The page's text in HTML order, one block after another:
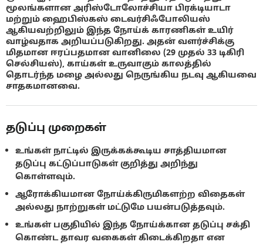
மூலங்களான அரிஸ்டோலோச்சியா பிரக்டியாடா
மற்றும் ஹைபிஸ்கஸ் டைவர்சிஃபோலியஸ்
ஆகியவற்றிலும் இந்த நோய்க் காரணிகள் உயிர்
வாழ்வதாக அறியப்படுகிறது. அதன் வளர்ச்சிக்கு
மிதமான ஈரப்பதமான வானிலை (29 முதல் 33 டிகிரி
செல்சியஸ்), காய்கள் உருவாகும் காலத்தில்
தொடர்ந்த மழை அல்லது நெருங்கிய நடவு ஆகியவை
சாதகமானவை.
தடுப்பு முறைகள்
உங்கள் நாட்டில் இருக்கக்கூடிய சாத்தியமான
தடுப்பு கட்டுப்பாடுகள் குறித்து அறிந்து
கொள்ளவும்.
ஆரோக்கியமான நோய்க்கிருமிகளற்ற விதைகள்
அல்லது நாற்றுகள் மட்டுமே பயன்படுத்தவும்.
உங்கள் பகுதியில் இந்த நோய்க்கான தடுப்பு சக்தி
கொண்ட தாவர வகைகள் கிடைக்கிறதா என